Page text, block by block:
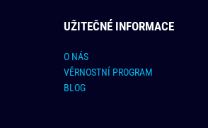
UŽITEČNÉ INFORMACE
O NÁS
VĚRNOSTNÍ PROGRAM
BLOG